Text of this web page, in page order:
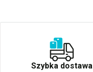
Szybka dostawa